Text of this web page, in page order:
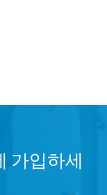
가입하세